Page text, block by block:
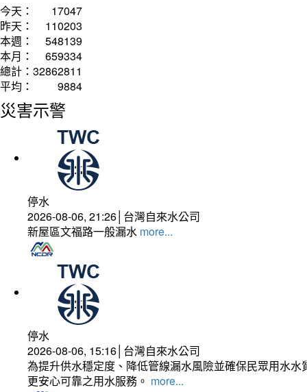
今天：
17047
昨天：
110203
本週：
548139
本月：
659334
總計： 32862811
平均：
9884
災害示警
停水
2026-08-06, 21:26│台灣自來水公司
新屋區文福路一般漏水 more...
停水
2026-08-06, 15:16│台灣自來水公司
為提升供水穩定度、降低管線漏水風險並確保民眾用水
更安心可靠之用水服務。 more...